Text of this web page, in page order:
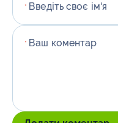
* Введіть своє ім'я
* Ваш коментар